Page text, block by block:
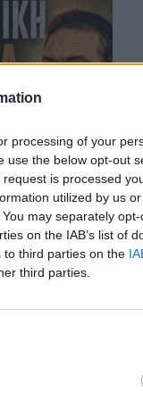
processing of your
use the below opt-out
is processed
utilized by us
may separately
on the IAB’s list of
to third parties on the
third parties.